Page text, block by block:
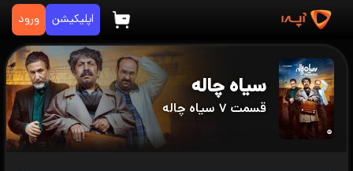
اپلیکیشن ورود
سیاه چاله
قسمت ۷ سیاه چاله